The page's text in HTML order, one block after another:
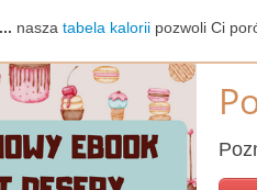
nasza tabela kalorii pozwoli Ci